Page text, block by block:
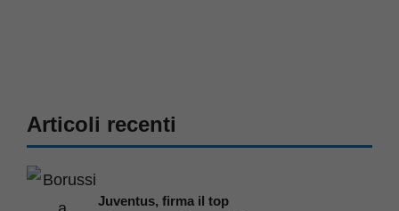
Articoli recenti
Juventus, firma il top